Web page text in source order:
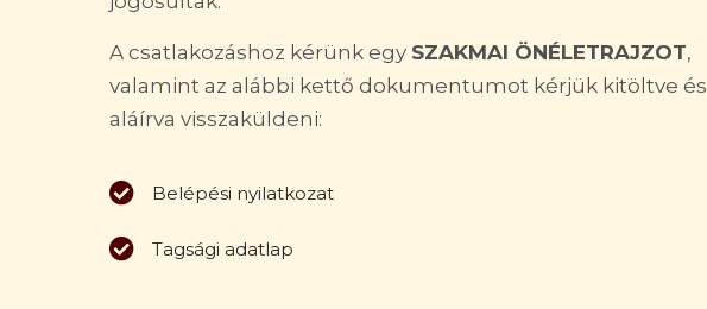
A csatlakozáshoz kérünk egy SZAKMAI ÖNÉLETRAJZOT,
valamint az alábbi kettő dokumentumot kérjük kitöltve és
aláírva visszaküldeni:
Belépési nyilatkozat
Tagsági adatlap